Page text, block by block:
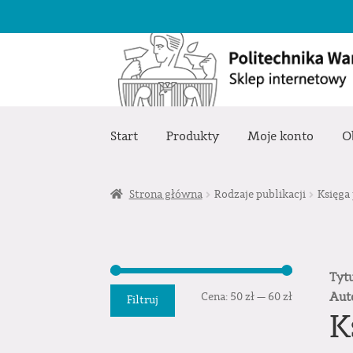
Przejdź
nawigacji
Przejdź
treści
Start Produkty Moje konto
Strona główna Rodzaje publikacji
Cena
Cena
Filtruj Cena: 50 zł— 60 zł